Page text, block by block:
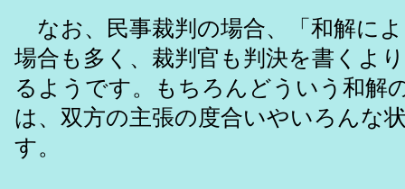
なお、民事裁判の場合、「和解に
場合も多く、裁判官も判決を書くよ
るようです。もちろんどういう和解
は、双方の主張の度合いやいろんな
す。